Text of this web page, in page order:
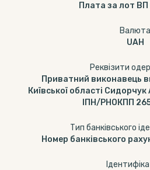
Плата за лот
Валюта
UAH
Реквізити
Приватний виконавець
Київської області
ІПН/РНОКПП
Тип банківського
Номер банківського